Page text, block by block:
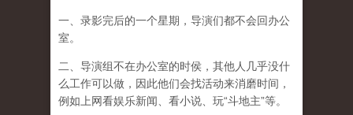
一、录影完后的一个星期，导演们都不会回办公
室。
二、导演组不在办公室的时侯，其他人几乎没什
么工作可以做，因此他们会找活动来消磨时间，
例如上网看娱乐新闻、看小说、玩“斗地主”等。